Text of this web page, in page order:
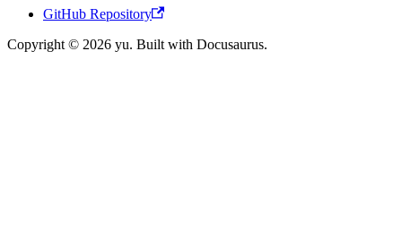
GitHub Repository
Copyright © 2026 yu. Built with Docusaurus.